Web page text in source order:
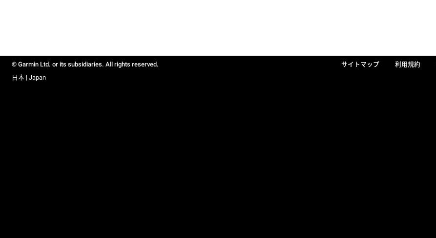
© Garmin Ltd. or its subsidiaries. All rights reserved. サイトマップ 利用規約
日本 | Japan